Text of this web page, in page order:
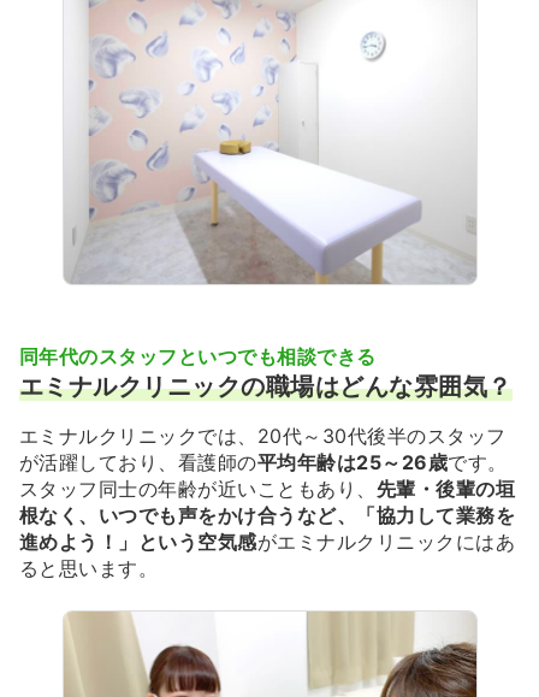
同年代のスタッフといつでも相談できる
エミナルクリニックの職場はどんな雰囲気？
エミナルクリニックでは、20代～30代後半のスタッフ
が活躍しており、看護師の平均年齢は25～26歳です。
スタッフ同士の年齢が近いこともあり、 先輩・後輩の垣
根なく、いつでも声をかけ合うなど、「協力して業務を
進めよう！」という空気感がエミナルクリニックにはあ
ると思います。